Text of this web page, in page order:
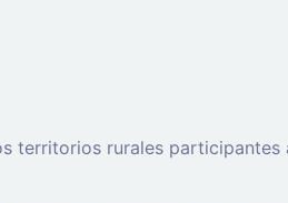
territorios rurales